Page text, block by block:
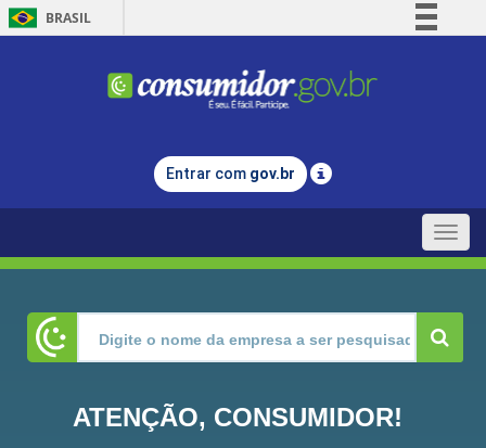
BRASIL
Comunica BR
Legislação
Entrar com gov.br
Toggle
ATENÇÃO, CONSUMIDOR!